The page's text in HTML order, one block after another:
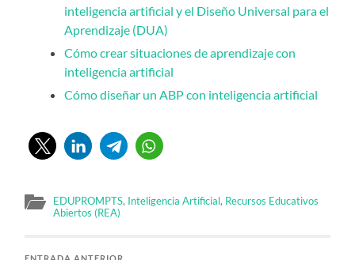
inteligencia artificial y el Diseño Universal para el
Aprendizaje (DUA)
Cómo crear situaciones de aprendizaje con
inteligencia artificial
Cómo diseñar un ABP con inteligencia artificial
EDUPROMPTS, Inteligencia Artificial, Recursos Educativos
Abiertos (REA)
ENTRADA ANTERIOR